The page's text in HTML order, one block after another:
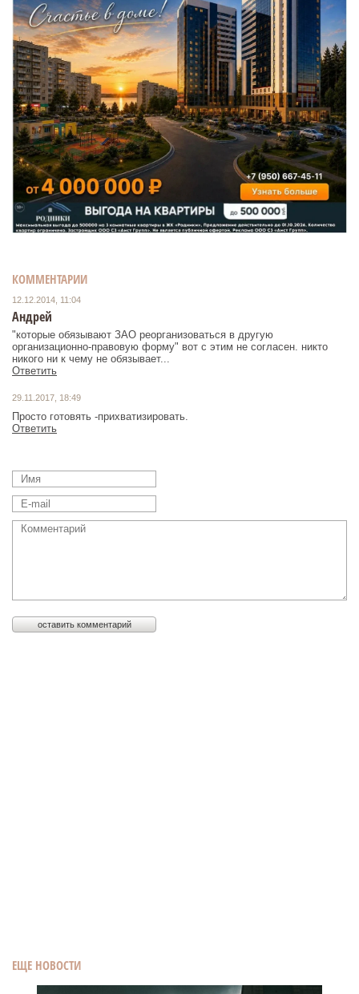
ЕЩЕ НОВОСТИ
КОММЕНТАРИИ
12.12.2014, 11:04
Андрей
"которые обязывают ЗАО реорганизоваться в другую
организационно-правовую форму" вот с этим не согласен. никто
никого ни к чему не обязывает...
Ответить
29.11.2017, 18:49
Просто готовять -прихватизировать.
Ответить